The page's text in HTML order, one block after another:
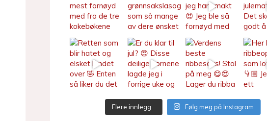
Flere innlegg… Følg meg på Instagram